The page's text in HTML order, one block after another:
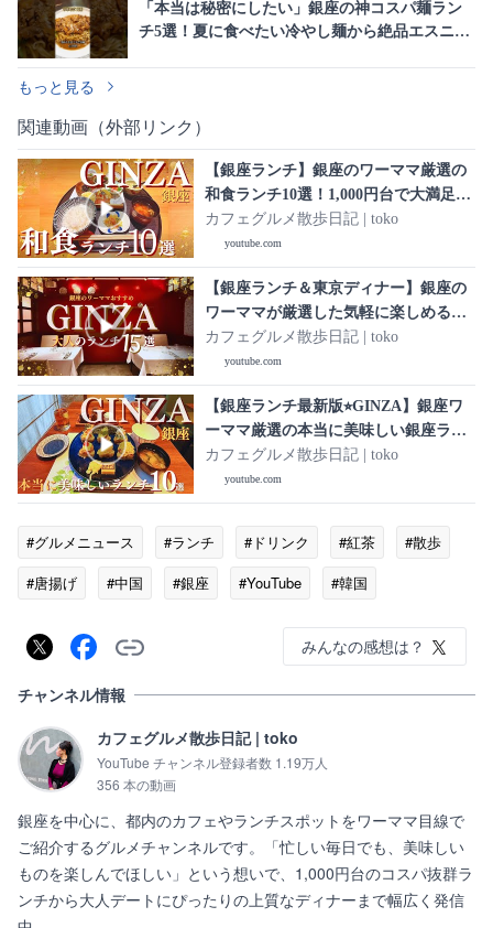
「本当は秘密にしたい」銀座の神コスパ麺ラン
チ5選！夏に食べたい冷やし麺から絶品エスニッ
もっと見る
関連動画（外部リンク）
【銀座ランチ】銀座のワーママ厳選の
和食ランチ10選！1,000円台で大満足の
ランチを集めました♡夜は高級な銀座
のお店が提供する上質でコスパ最高の
和食膳！
カフェグルメ散歩日記 | toko
youtube.com
【銀座ランチ＆東京ディナー】銀座の
ワーママが厳選した気軽に楽しめる銀
座ランチ10選💖大人デートにおすすめ
の東京ディナー5選✨
カフェグルメ散歩日記 | toko
youtube.com
【銀座ランチ最新版⭐︎GINZA】銀座ワ
ーママ厳選の本当に美味しい銀座ラン
チ最新版♡GINZA lunch♡
カフェグルメ散歩日記 | toko
youtube.com
#グルメニュース #ランチ #ドリンク #紅茶
#散歩
#唐揚げ
#中国 #銀座 #YouTube #韓国
みんなの感想は？
チャンネル情報
カフェグルメ散歩日記 | toko
YouTube チャンネル登録者数 1.19万人
356 本の動画
銀座を中心に、都内のカフェやランチスポットをワーママ目線で
ご紹介するグルメチャンネルです。「忙しい毎日でも、美味しい
ものを楽しんでほしい」という想いで、1,000円台のコスパ抜群ラ
ンチから大人デートにぴったりの上質なディナーまで幅広く発信